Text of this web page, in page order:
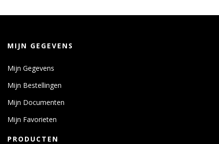
MIJN GEGEVENS
Mijn Gegevens
Mijn Bestellingen
Mijn Documenten
Mijn Favorieten
PRODUCTEN